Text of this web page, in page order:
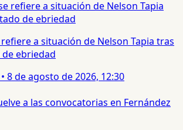
a situación de Nelson Tapia tras
ebriedad
• 8 de agosto de 2026, 12:30